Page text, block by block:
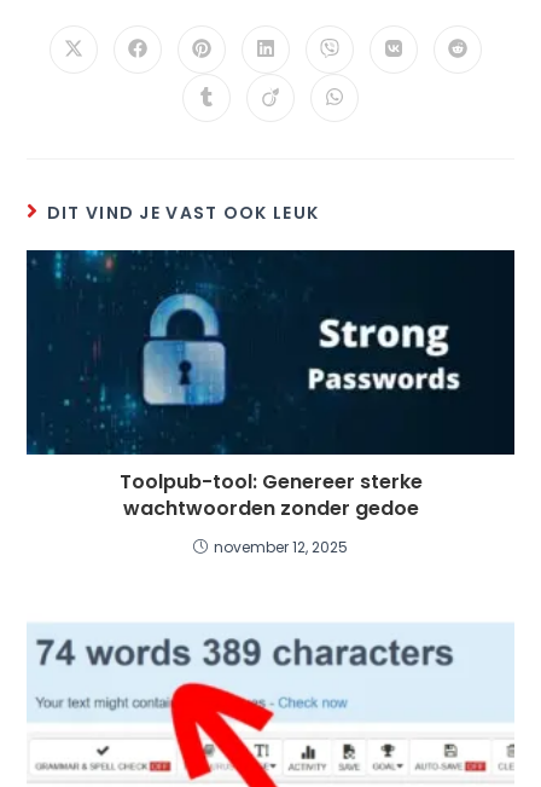
DIT VIND JE VAST OOK LEUK
Toolpub-tool: Genereer sterke
wachtwoorden zonder gedoe
november 12, 2025